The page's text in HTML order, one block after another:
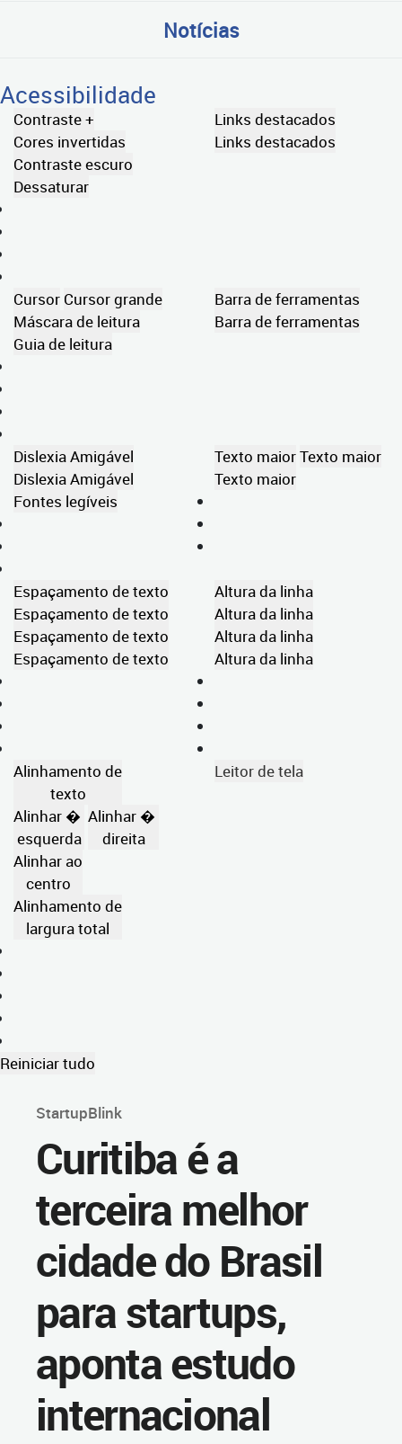
Notícias
Acessibilidade
Contraste +
Cores invertidas
Contraste escuro
Dessaturar
Links destacados
Links destacados
Cursor Cursor grande
Máscara de leitura
Guia de leitura
Barra de ferramentas
Barra de ferramentas
Dislexia Amigável
Dislexia Amigável
Fontes legíveis
Texto maiorTexto maior
Texto maior
Espaçamento de texto
Espaçamento de texto
Espaçamento de texto
Espaçamento de texto
Altura da linha
Altura da linha
Altura da linha
Altura da linha
Alinhamento de
texto
Alinhar �
esquerda
Alinhar �
direita
Alinhar ao
centro
Alinhamento de
largura total
Leitor de tela
Reiniciar tudo
StartupBlink
Curitiba é a
terceira melhor
cidade do Brasil
para startups,
aponta estudo
internacional